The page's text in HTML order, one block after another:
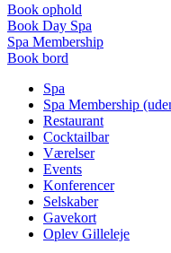
Book ophold
Book Day Spa
Spa Membership
Book bord
Spa
Spa Membership
Restaurant
Cocktailbar
Værelser
Events
Konferencer
Selskaber
Gavekort
Oplev Gilleleje